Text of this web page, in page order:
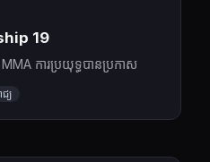
19
ការប្រយុទ្ធបានប្រកាស
ជ្យ